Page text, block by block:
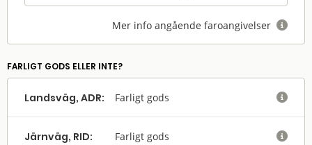
Mer info angående faroangivelser 
FARLIGT GODS ELLER INTE?
Landsväg, ADR: Farligt gods 
Järnväg, RID: Farligt gods 